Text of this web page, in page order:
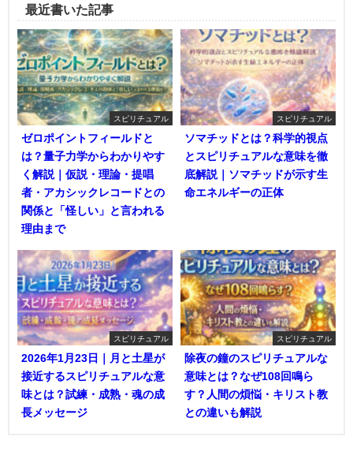
最近書いた記事
スピリチュアル
ゼロポイントフィールドと
は？量子力学からわかりやす
く解説｜仮説・理論・提唱
者・アカシックレコードとの
関係と「怪しい」と言われる
理由まで
スピリチュアル
ソマチッドとは？科学的視点
とスピリチュアルな意味を徹
底解説｜ソマチッドが示す生
命エネルギーの正体
スピリチュアル
2026年1月23日｜月と土星が
接近するスピリチュアルな意
味とは？試練・成熟・魂の成
長メッセージ
スピリチュアル
除夜の鐘のスピリチュアルな
意味とは？なぜ108回鳴ら
す？人間の煩悩・キリスト教
との違いも解説